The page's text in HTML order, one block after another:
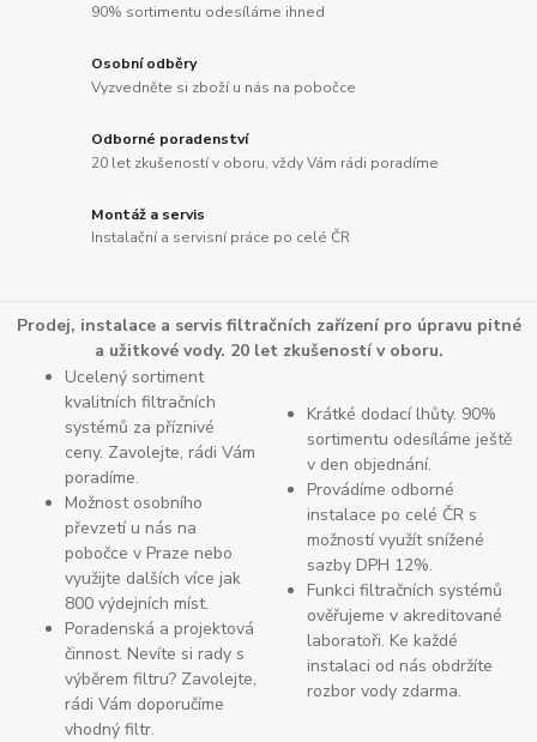
90% sortimentu odesíláme ihned
Osobní odběry
Vyzvedněte si zboží u nás na pobočce
Odborné poradenství
20 let zkušeností v oboru, vždy Vám rádi poradíme
Montáž a servis
Instalační a servisní práce po celé ČR
Prodej, instalace a servis filtračních zařízení pro úpravu pitné
a užitkové vody. 20 let zkušeností v oboru.
Ucelený sortiment
kvalitních filtračních
systémů za příznivé
ceny. Zavolejte, rádi Vám
poradíme.
Možnost osobního
převzetí u nás na
pobočce v Praze nebo
využijte dalších více jak
800 výdejních míst.
Poradenská a projektová
činnost. Nevíte si rady s
výběrem filtru? Zavolejte,
rádi Vám doporučíme
vhodný filtr.
Krátké dodací lhůty. 90%
sortimentu odesíláme ještě
v den objednání.
Provádíme odborné
instalace po celé ČR s
možností využít snížené
sazby DPH 12%.
Funkci filtračních systémů
ověřujeme v akreditované
laboratoři. Ke každé
instalaci od nás obdržíte
rozbor vody zdarma.